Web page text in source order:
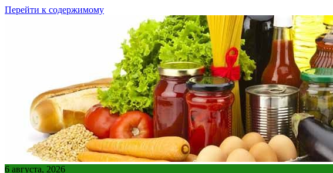
Перейти к содержимому
6 августа, 2026